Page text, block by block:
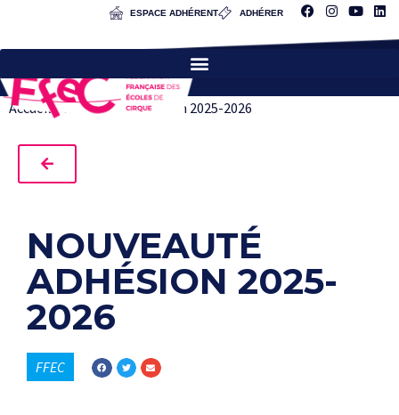
ESPACE ADHÉRENT ADHÉRER
Accueil»Nouveauté adhésion 2025-2026
NOUVEAUTÉ
ADHÉSION 2025-
2026
FFEC